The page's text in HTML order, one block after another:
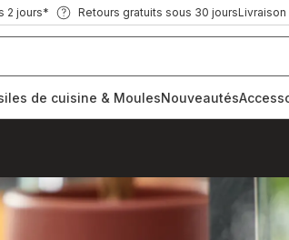
2 jours* Retours gratuits sous 30 joursLivraison
de cuisine & MoulesNouveautés